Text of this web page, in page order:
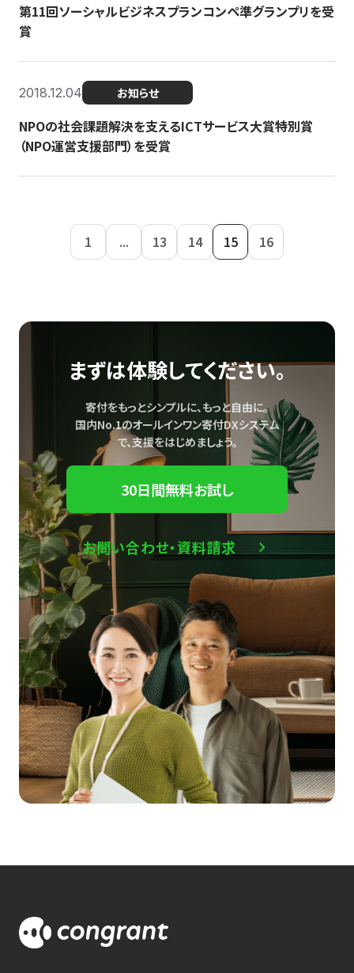
第11回ソーシャルビジネスプランコンペ準グランプリを受
賞
2018.12.04 お知らせ
NPOの社会課題解決を支えるICTサービス大賞特別賞
（NPO運営支援部門）を受賞
1 ... 13 14 15 16
まずは体験してください。
寄付をもっとシンプルに、もっと自由に。
国内No.1のオールインワン寄付DXシステム
で、支援をはじめましょう。
30日間無料お試し
お問い合わせ・資料請求